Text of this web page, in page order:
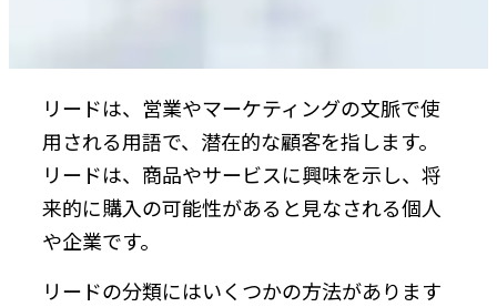
リードは、営業やマーケティングの文脈で使
用される用語で、潜在的な顧客を指します。
リードは、商品やサービスに興味を示し、将
来的に購入の可能性があると見なされる個人
や企業です。
リードの分類にはいくつかの方法があります